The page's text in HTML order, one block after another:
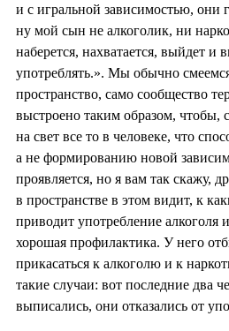
и с игральной зависимостью, они
ну мой сын не алкоголик, ни
наберется, нахватается, выйдет и
употреблять.». Мы обычно
пространство, само сообщество
выстроено таким образом, чтобы,
на свет все то в человеке, что
а не формированию новой
проявляется, но я вам так скажу,
в пространстве в этом видит, к
приводит употребление алкоголя
хорошая профилактика. У него
прикасаться к алкоголю и к
такие случаи: вот последние два
выписались, они отказались от